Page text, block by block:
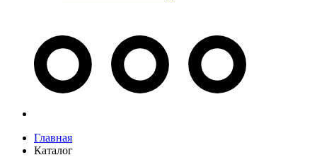
Главная
Каталог